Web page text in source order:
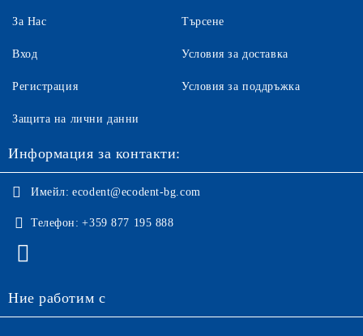
За Нас
Вход
Регистрация
Търсене
Условия за доставка
Условия за поддръжка
Защита на лични данни
Информация за контакти:
Имейл: ecodent@ecodent-bg.com
Телефон: +359 877 195 888
Ние работим с